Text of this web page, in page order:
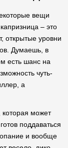
вещи
– это
открытые уровни
Думаешь, в
есть шанс на
чуть-
а
которая может
поддаваться
и вообще